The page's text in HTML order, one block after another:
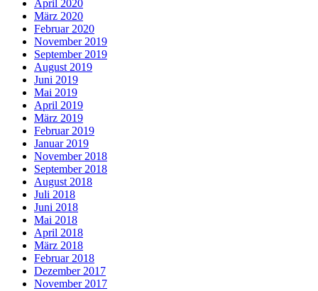
April 2020
März 2020
Februar 2020
November 2019
September 2019
August 2019
Juni 2019
Mai 2019
April 2019
März 2019
Februar 2019
Januar 2019
November 2018
September 2018
August 2018
Juli 2018
Juni 2018
Mai 2018
April 2018
März 2018
Februar 2018
Dezember 2017
November 2017